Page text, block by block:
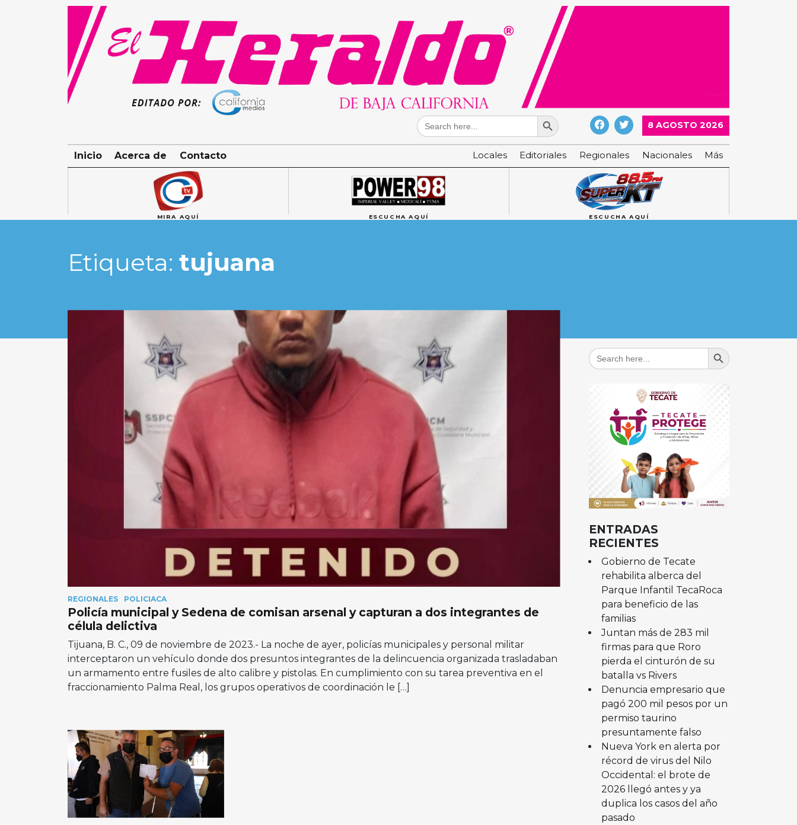
Search
for:
Search Button
8 AGOSTO 2026
Locales Editoriales Regionales Nacionales Más
Inicio Acerca de Contacto
MIRA AQUÍ ESCUCHA AQUÍ ESCUCHA AQUÍ
Etiqueta: tujuana
REGIONALES POLICIACA
Policía municipal y Sedena de comisan arsenal y capturan a dos integrantes de
célula delictiva
Tijuana, B. C., 09 de noviembre de 2023.- La noche de ayer, policías municipales y personal militar
interceptaron un vehículo donde dos presuntos integrantes de la delincuencia organizada trasladaban
un armamento entre fusiles de alto calibre y pistolas. En cumplimiento con su tarea preventiva en el
fraccionamiento Palma Real, los grupos operativos de coordinación le […]
Search
for:
Search Button
ENTRADAS
RECIENTES
Gobierno de Tecate
rehabilita alberca del
Parque Infantil TecaRoca
para beneficio de las
familias
Juntan más de 283 mil
firmas para que Roro
pierda el cinturón de su
batalla vs Rivers
Denuncia empresario que
pagó 200 mil pesos por un
permiso taurino
presuntamente falso
Nueva York en alerta por
récord de virus del Nilo
Occidental: el brote de
2026 llegó antes y ya
duplica los casos del año
pasado